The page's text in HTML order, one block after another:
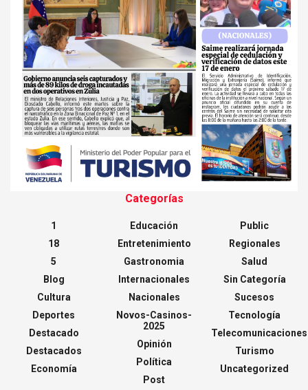
Categorías
1
18
5
Blog
Cultura
Deportes
Destacado
Destacados
Economía
Educación
Entretenimiento
Gastronomia
Internacionales
Nacionales
Novos-Casinos-
2025
Opinión
Política
Post
Public
Regionales
Salud
Sin Categoría
Sucesos
Tecnología
Telecomunicaciones
Turismo
Uncategorized